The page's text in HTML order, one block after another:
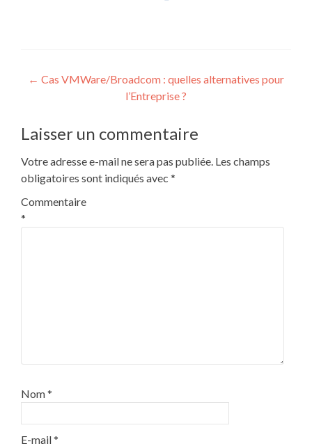
Navigation
articles
← Cas VMWare/Broadcom : quelles alternatives pour
l’Entreprise ?
Laisser un commentaire
Votre adresse e-mail ne sera pas publiée. Les champs
obligatoires sont indiqués avec *
Commentaire
*
Nom*
E-mail*